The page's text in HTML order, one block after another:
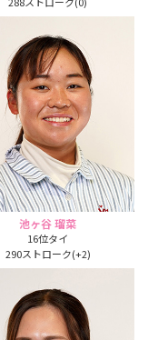
池ヶ谷 瑠菜
16位タイ
290ストローク(+2)